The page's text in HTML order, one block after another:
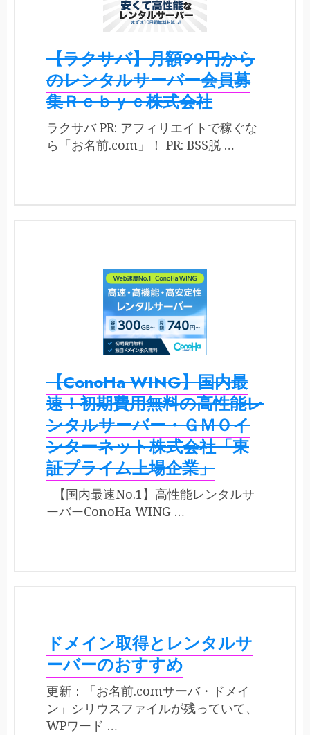
【ラクサバ】月額99円から
のレンタルサーバー会員募
集Ｒｅｂｙｃ株式会社
ラクサバ PR: アフィリエイトで稼ぐな
ら「お名前.com」！ PR: BSS脱 …
【ConoHa WING】国内最
速！初期費用無料の高性能レ
ンタルサーバー・ＧＭＯイ
ンターネット株式会社「東
証プライム上場企業」
【国内最速No.1】高性能レンタルサ
ーバーConoHa WING …
ドメイン取得とレンタルサ
ーバーのおすすめ
更新：「お名前.comサーバ・ドメイ
ン」シリウスファイルが残っていて、
WPワード …